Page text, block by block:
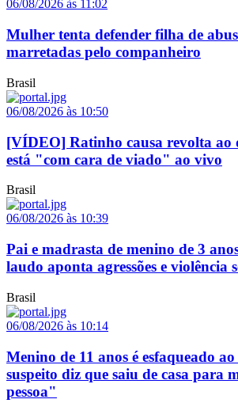
06/08/2026 às 11:02
Mulher tenta defender filha de
marretadas pelo companheiro
Brasil
06/08/2026 às 10:50
[VÍDEO] Ratinho causa revolta ao
está "com cara de viado" ao vivo
Brasil
06/08/2026 às 10:39
Pai e madrasta de menino de 3
laudo aponta agressões e violência
Brasil
06/08/2026 às 10:14
Menino de 11 anos é esfaqueado
suspeito diz que saiu de casa para
pessoa"